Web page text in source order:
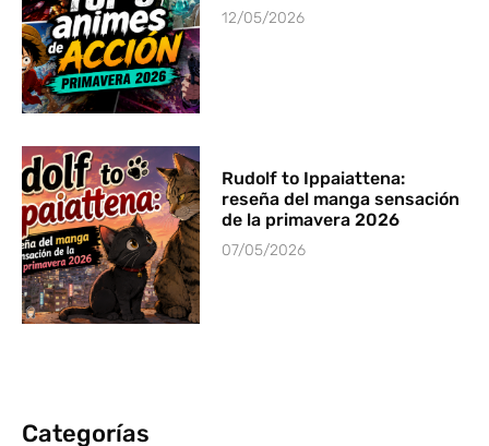
12/05/2026
Rudolf to Ippaiattena:
reseña del manga sensación
de la primavera 2026
07/05/2026
Categorías